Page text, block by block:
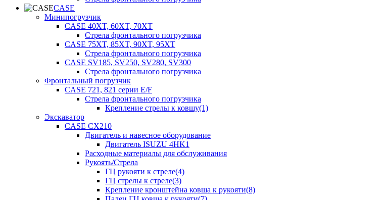
CASE
Минипогрузчик
CASE 40XT, 60XT, 70XT
Стрела фронтального погрузчика
CASE 75XT, 85XT, 90XT, 95XT
Стрела фронтального погрузчика
CASE SV185, SV250, SV280, SV300
Стрела фронтального погрузчика
Фронтальный погрузчик
CASE 721, 821 серии E/F
Стрела фронтального погрузчика
Крепление стрелы к ковшу(1)
Экскаватор
CASE CX210
Двигатель и навесное оборудование
Двигатель ISUZU 4HK1
Расходные материалы для обслуживания
Рукоять/Стрела
ГЦ рукояти к стреле(4)
ГЦ стрелы к стреле(3)
Крепление кронштейна ковша к рукояти(8)